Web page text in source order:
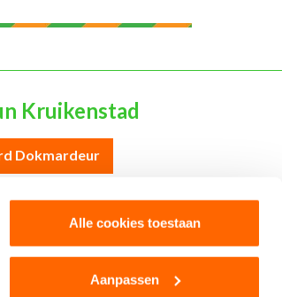
Alle cookies toestaan
Aanpassen
Kruikenstad
Dokmardeur
sponsor
Disclaimer Privacy